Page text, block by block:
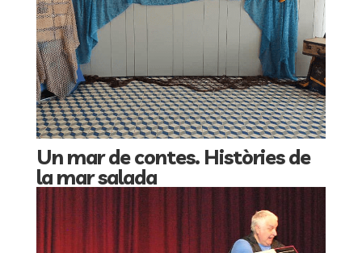
Un mar de contes. Històries de
la mar salada